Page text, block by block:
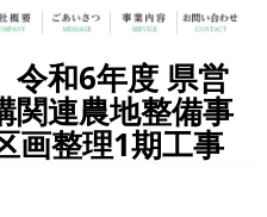
令和6年度 県営
関連農地整備事
画整理1期工事